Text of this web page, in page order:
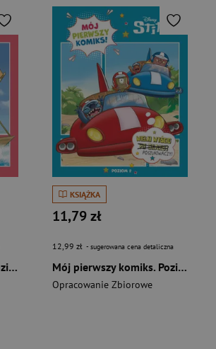
Mój pierwszy komiks. Poziom 1. Podróż w nieznane. Disney Vaiana
KSIĄŻKA
11,79 zł
12,99 zł - sugerowana cena detaliczna
Mój pierwszy komiks. Poziom 2. Wielki wyścig poszukiwaczy. Disney Stitch
Opracowanie Zbiorowe